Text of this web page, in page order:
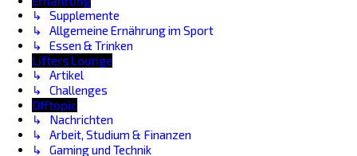
↳ Supplemente
↳ Allgemeine Ernährung im Sport
↳ Essen & Trinken
Lifters Lounge
↳ Artikel
↳ Challenges
Offtopic
↳ Nachrichten
↳ Arbeit, Studium & Finanzen
↳ Gaming und Technik